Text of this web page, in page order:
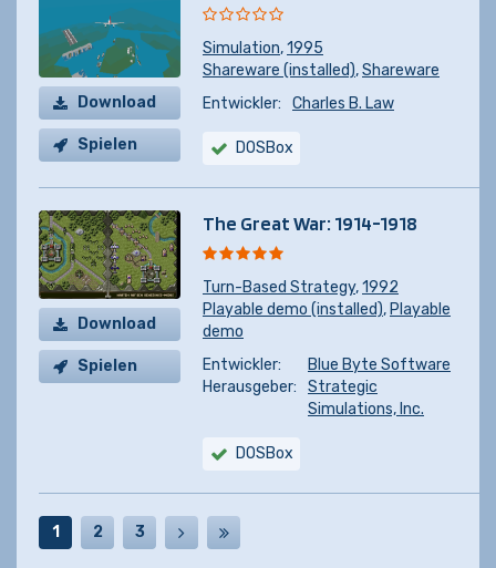
Download
Spielen
Simulation,1995
Shareware (installed),Shareware
Entwickler:
Charles B. Law
DOSBox
Download
Spielen
The Great War: 1914-1918
Turn-Based Strategy,1992
Playable demo (installed), Playable
demo
Entwickler:
Blue Byte Software
Herausgeber:
Strategic
Simulations, Inc.
DOSBox
1 2 3